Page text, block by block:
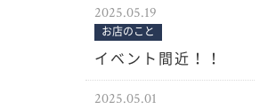
2025.05.19
お店のこと
イベント間近！！
2025.05.01